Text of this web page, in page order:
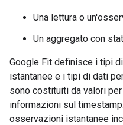
Una lettura o
Un aggregato con
Google Fit definisce i tipi
istantanee e i tipi di dati
sono costituiti da valori
informazioni sul
osservazioni istantanee